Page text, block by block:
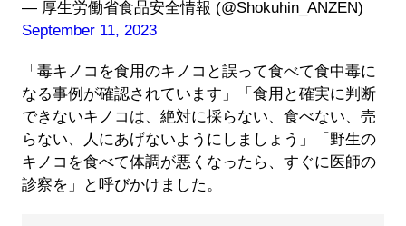
— 厚生労働省食品安全情報 (@Shokuhin_ANZEN)
September 11, 2023
「毒キノコを食用のキノコと誤って食べて食中毒に
なる事例が確認されています」「食用と確実に判断
できないキノコは、絶対に採らない、食べない、売
らない、人にあげないようにしましょう」「野生の
キノコを食べて体調が悪くなったら、すぐに医師の
診察を」と呼びかけました。